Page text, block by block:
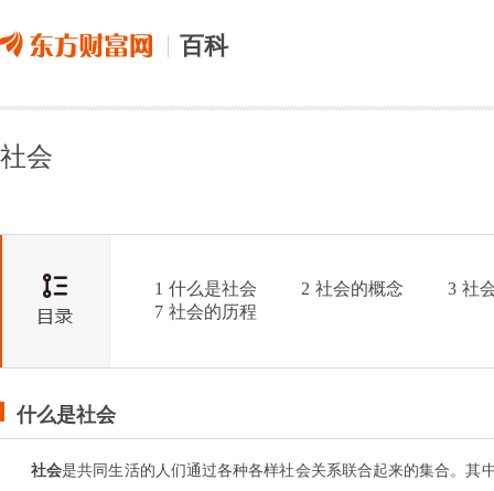
百科
社会
1 什么是社会 2 社会的概念 3 社
7 社会的历程
什么是社会
社会是共同生活的人们通过各种各样社会关系联合起来的集合。